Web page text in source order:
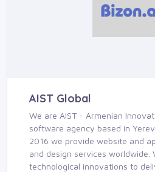
AIST Global
We are AIST - Armenian
software agency based in
2016 we provide website and
and design services worldwide.
technological innovations to